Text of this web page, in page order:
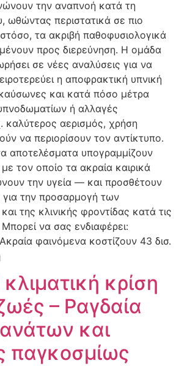
την αναπνοή κατά τη
ωθώντας περιστατικά σε πιο
τα ακριβή παθοφυσιολογικά
προς διερεύνηση. Η ομάδα
σε νέες αναλύσεις για να
η αποφρακτική υπνική
και κατά πόσο μέτρα
ή αλλαγές
καλύτερος αερισμός, χρήση
να περιορίσουν τον αντίκτυπο.
αποτελέσματα υπογραμμίζουν
τον οποίο τα ακραία καιρικά
την υγεία — και προσθέτουν
για την προσαρμογή των
της κλινικής φροντίδας κατά τις
να σας ενδιαφέρει:
φαινόμενα κοστίζουν 43 δισ.
κρίση
– Ραγδαία
και
παγκοσμίως